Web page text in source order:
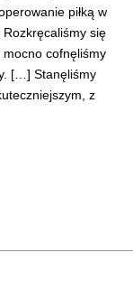
piłką w
Rozkręcaliśmy się
cofnęliśmy
[…] Stanęliśmy
z